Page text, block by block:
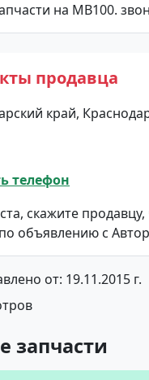
на MB100.
продавца
край,
телефон
скажите
объявлению с
от: 19.11.2015 г.
запчасти